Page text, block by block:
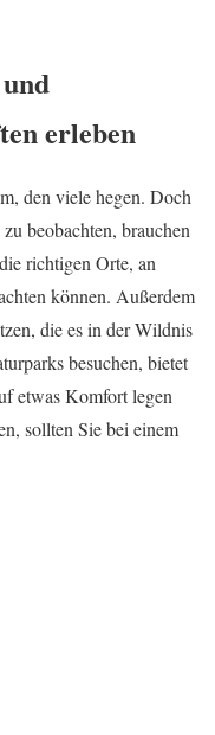
erleben
den viele hegen. Doch
beobachten, brauchen
richtigen Orte, an
können. Außerdem
die es in der Wildnis
besuchen, bietet
etwas Komfort legen
sollten Sie bei einem